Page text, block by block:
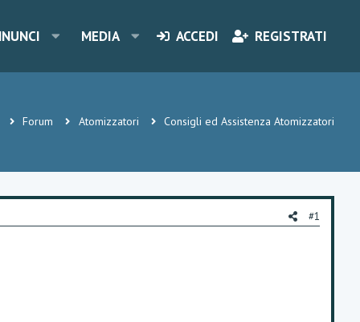
MEDIA ACCEDI REGISTRATI
Forum Atomizzatori Consigli ed Assistenza Atomizzatori
#1